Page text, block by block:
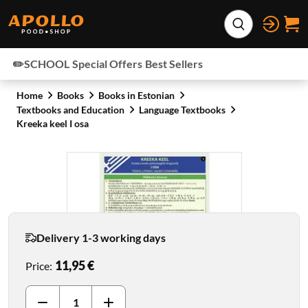
Expand search
✏️SCHOOL Special Offers Best Sellers
Home Books
Books in Estonian
Textbooks and Education
Language Textbooks
Kreeka keel I osa
Delivery 1-3 working days
Price: 11,95 €